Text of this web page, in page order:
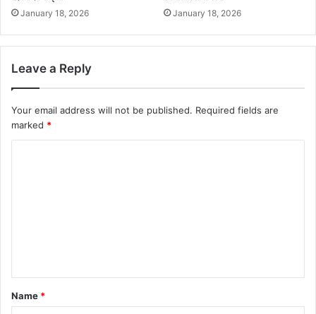
January 18, 2026 January 18, 2026
Leave a Reply
Your email address will not be published. Required fields are
marked *
t
*
Name *